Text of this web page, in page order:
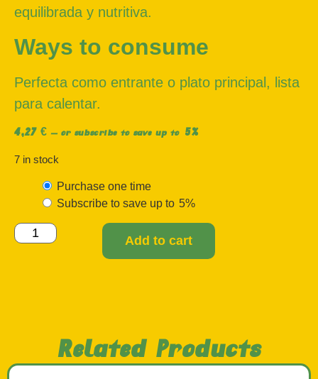
7 in stock
Purchase one time
Subscribe to save up to 5%
Add to cart
equilibrada y nutritiva.
Ways to consume
Perfecta como entrante o plato principal, lista
para calentar.
4,27 € — or subscribe to save up to 5%
Related Products